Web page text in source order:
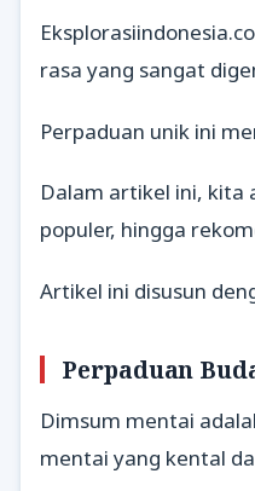
rasa yang sangat
Perpaduan unik ini
Dalam artikel ini,
populer, hingga
Artikel ini disusun
Perpaduan
Dimsum mentai
mentai yang kental